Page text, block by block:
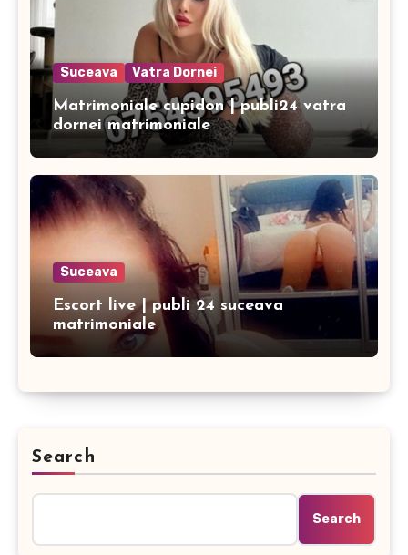
Suceava Vatra Dornei
Matrimoniale cupidon | publi24 vatra
dornei matrimoniale
Suceava
Escort live | publi 24 suceava
matrimoniale
Search
Search